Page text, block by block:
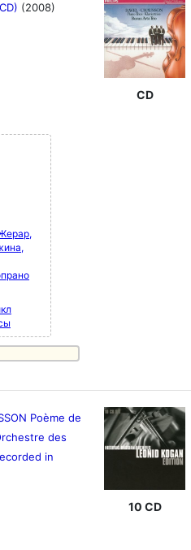
(2008)
CD
Poème de
des
in
10 CD